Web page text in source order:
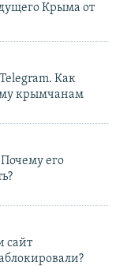
Крыма от
Как
крымчанам
его
сайт